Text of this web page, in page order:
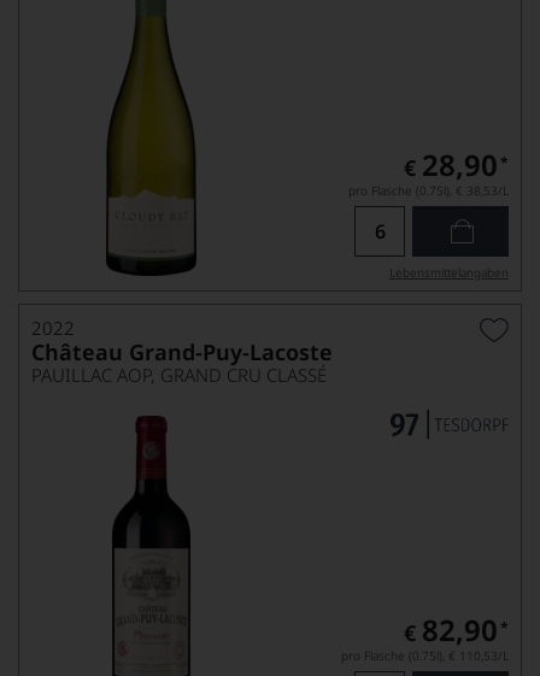
€ 28,90 *
pro Flasche (0.75l), € 38,53/L
Lebensmittel­angaben
2022
Château Grand-Puy-Lacoste
PAUILLAC AOP, GRAND CRU CLASSÉ
€ 82,90 *
pro Flasche (0.75l), € 110,53/L